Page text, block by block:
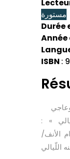
مستورة
Durée
ISBN :
» :
الأنف/
اللّيالي